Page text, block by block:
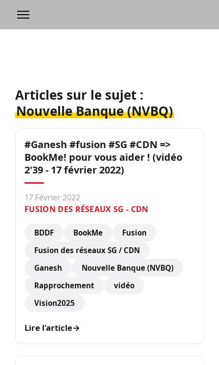
Articles sur le sujet :
Nouvelle Banque (NVBQ)
#Ganesh #fusion #SG #CDN =>
BookMe! pour vous aider ! (vidéo
2'39 - 17 février 2022)
17 Février 2022
FUSION DES RÉSEAUX SG - CDN
BDDF BookMe
Fusion
Fusion des réseaux SG / CDN
Ganesh
Nouvelle Banque (NVBQ)
Rapprochement
vidéo
Vision2025
Lire l'article→